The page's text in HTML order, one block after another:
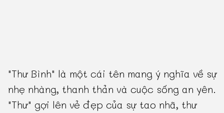
"Thư Bình" là một cái tên mang ý nghĩa về sự
nhẹ nhàng, thanh thản và cuộc sống an yên.
"Thư" gợi lên vẻ đẹp của sự tao nhã, thư